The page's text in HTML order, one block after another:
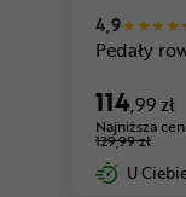
4,9
Pedały
114,99 zł
Najniższa
129,99 zł
U